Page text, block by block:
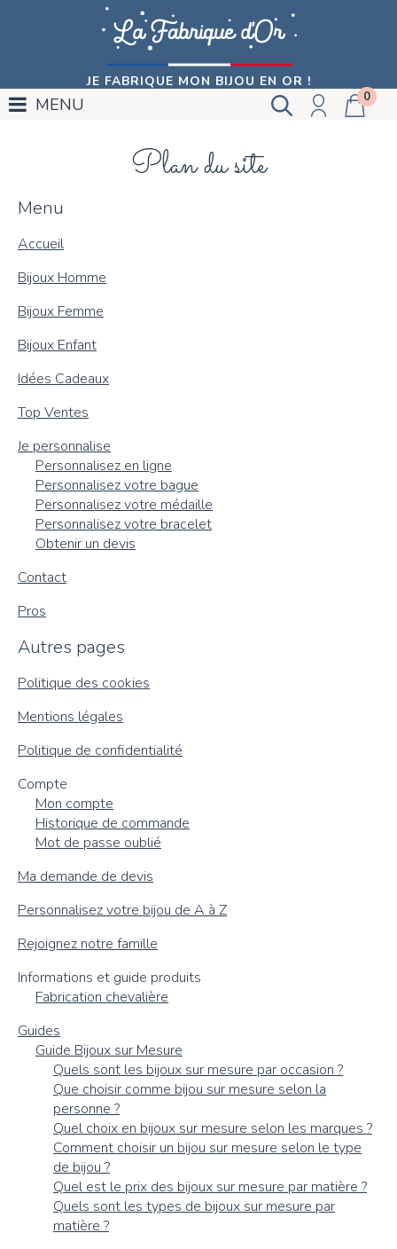
JE FABRIQUE MON BIJOU EN OR !
0
MENU
Plan du site
Menu
Accueil
Bijoux Homme
Bijoux Femme
Bijoux Enfant
Idées Cadeaux
Top Ventes
Je personnalise
Personnalisez en ligne
Personnalisez votre bague
Personnalisez votre médaille
Personnalisez votre bracelet
Obtenir un devis
Contact
Pros
Autres pages
Politique des cookies
Mentions légales
Politique de confidentialité
Compte
Mon compte
Historique de commande
Mot de passe oublié
Ma demande de devis
Personnalisez votre bijou de A à Z
Rejoignez notre famille
Informations et guide produits
Fabrication chevalière
Guides
Guide Bijoux sur Mesure
Quels sont les bijoux sur mesure par occasion ?
Que choisir comme bijou sur mesure selon la
personne ?
Quel choix en bijoux sur mesure selon les marques ?
Comment choisir un bijou sur mesure selon le type
de bijou ?
Quel est le prix des bijoux sur mesure par matière ?
Quels sont les types de bijoux sur mesure par
matière ?